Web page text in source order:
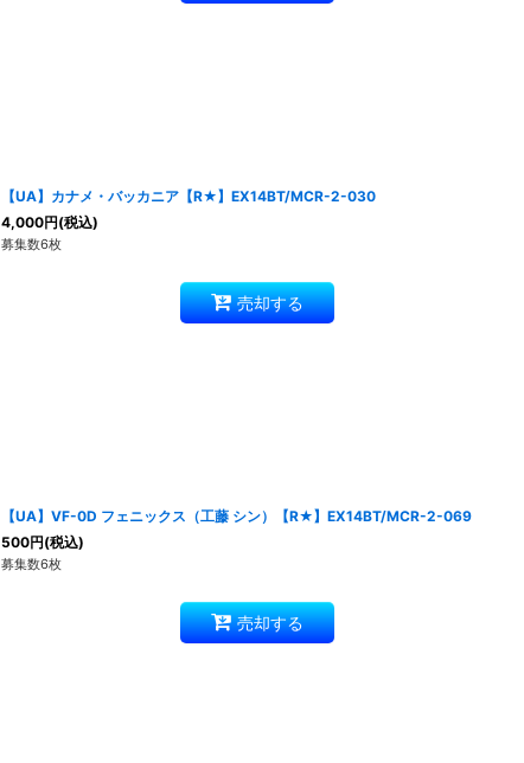
【UA】カナメ・バッカニア【R★】EX14BT/MCR-2-030
4,000円(税込)
募集数6枚
売却する
【UA】VF-0D フェニックス（工藤 シン）【R★】EX14BT/MCR-2-069
500円(税込)
募集数6枚
売却する